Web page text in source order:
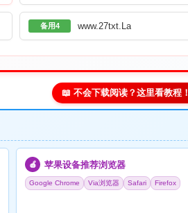
备用4 www.27txt.La
📖 不会下载阅读？这里看教程！
🍎 苹果设备推荐浏览器
Google Chrome Via浏览器 Safari Firefox